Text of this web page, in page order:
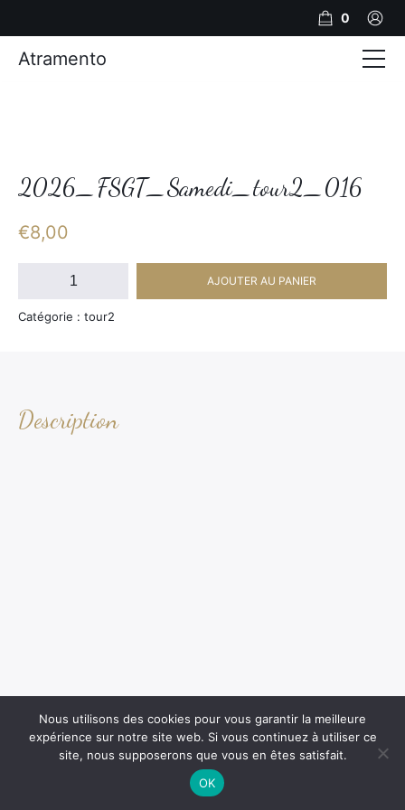
2026_FSGT_Samedi_tour2_016
€8,00
quantité
2026_FSGT_Samedi_tour2_016
AJOUTER AU PANIER
Catégorie : tour2
Description
0
Atramento
Photos
Nous utilisons des cookies pour vous garantir la meilleure
expérience sur notre site web. Si vous continuez à utiliser ce
site, nous supposerons que vous en êtes satisfait.
OK